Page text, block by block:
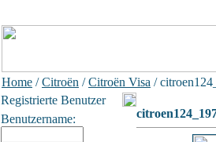
Home /Citroën /Citroën Visa /
Registrierte Benutzer
Benutzername: